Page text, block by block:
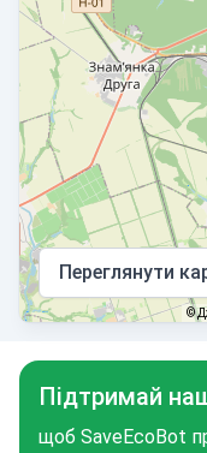
Переглянути
©
Підтримай
щоб SaveEcoBot